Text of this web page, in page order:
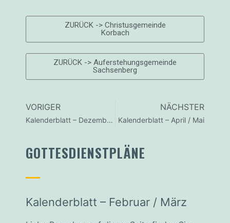
ZURÜCK -> Christusgemeinde
Korbach
ZURÜCK -> Auferstehungsgemeinde
Sachsenberg
VORIGER
Kalenderblatt – Dezember / Januar
NÄCHSTER
Kalenderblatt – April / Mai
GOTTESDIENSTPLÄNE
Kalenderblatt – Februar / März